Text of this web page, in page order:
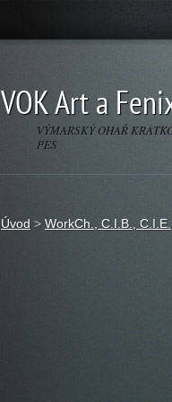
VOK Art a
VÝMARSKÝ OHAŘ
PES
Úvod > WorkCh., C.I.B.,